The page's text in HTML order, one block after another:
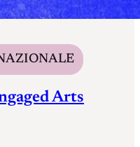
Arts